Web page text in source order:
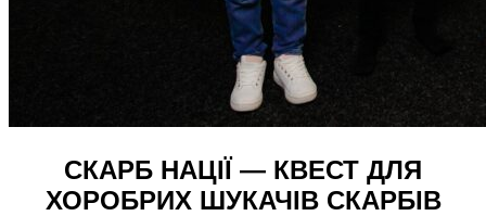
СКАРБ НАЦІЇ — КВЕСТ ДЛЯ
ХОРОБРИХ ШУКАЧІВ СКАРБІВ